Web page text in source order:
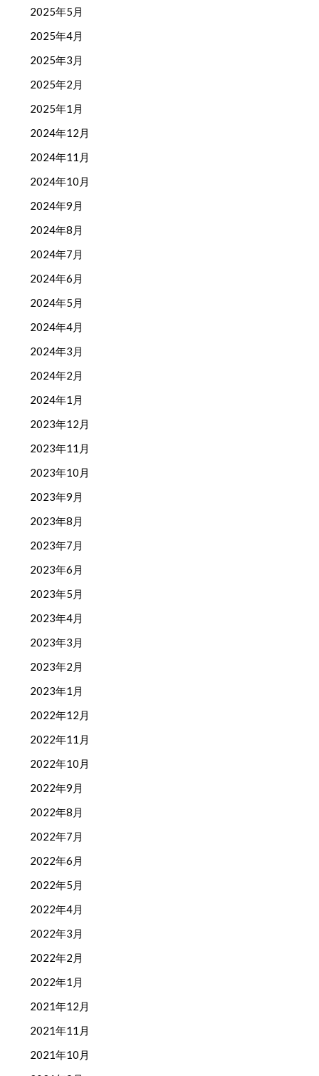
2025年5月
2025年4月
2025年3月
2025年2月
2025年1月
2024年12月
2024年11月
2024年10月
2024年9月
2024年8月
2024年7月
2024年6月
2024年5月
2024年4月
2024年3月
2024年2月
2024年1月
2023年12月
2023年11月
2023年10月
2023年9月
2023年8月
2023年7月
2023年6月
2023年5月
2023年4月
2023年3月
2023年2月
2023年1月
2022年12月
2022年11月
2022年10月
2022年9月
2022年8月
2022年7月
2022年6月
2022年5月
2022年4月
2022年3月
2022年2月
2022年1月
2021年12月
2021年11月
2021年10月